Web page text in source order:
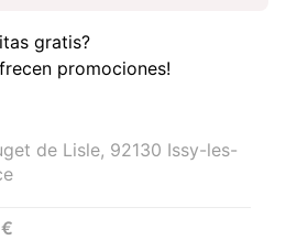
gratis?
promociones!
de Lisle, 92130 Issy-les-